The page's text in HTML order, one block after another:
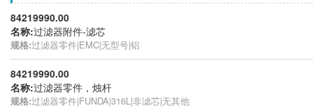
84219990.00
名称:过滤器附件-滤芯
规格:过滤器零件|EMC|无型号|铝
84219990.00
名称:过滤器零件，烛杆
规格:过滤器零件|FUNDA|316L|非滤芯|无其他